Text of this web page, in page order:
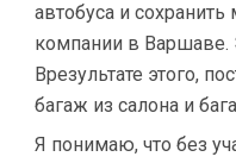
автобуса и
компании в Варшаве.
Врезультате этого,
багаж из салона и
Я понимаю, что без